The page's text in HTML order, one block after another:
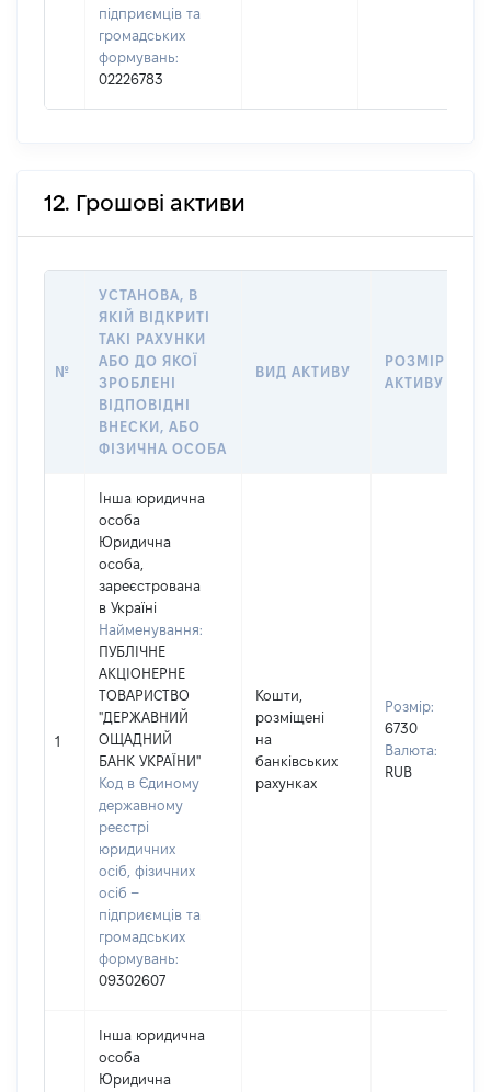
підприємців та
громадських
формувань:
02226783
12. Грошові активи
№
УСТАНОВА, В
ЯКІЙ ВІДКРИТІ
ТАКІ РАХУНКИ
АБО ДО ЯКОЇ
ЗРОБЛЕНІ
ВІДПОВІДНІ
ВНЕСКИ, АБО
ФІЗИЧНА ОСОБА
ВИД АКТИВУ
РОЗМІР
АКТИВУ
1
Інша юридична
особа
Юридична
особа,
зареєстрована
в Україні
Найменування:
ПУБЛІЧНЕ
АКЦІОНЕРНЕ
ТОВАРИСТВО
"ДЕРЖАВНИЙ
ОЩАДНИЙ
БАНК УКРАЇНИ"
Код в Єдиному
державному
реєстрі
юридичних
осіб, фізичних
осіб –
підприємців та
громадських
формувань:
09302607
Кошти,
розміщені
на
банківських
рахунках
Розмір:
6730
Валюта:
RUB
Інша юридична
особа
Юридична